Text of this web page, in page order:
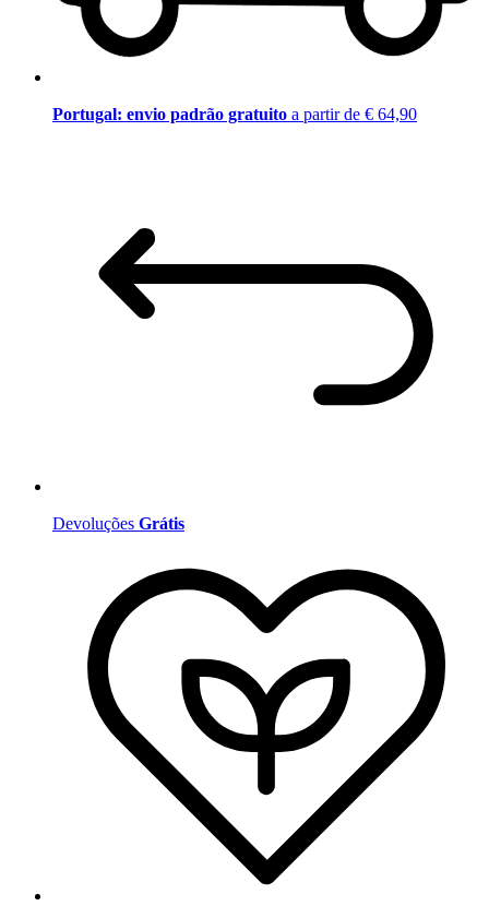
Portugal: envio padrão gratuito a partir de € 64,90
Devoluções Grátis